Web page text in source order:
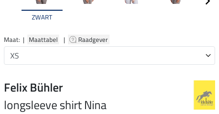
ZWART
Maat: | Maattabel | Raadgever
Felix Bühler
longsleeve shirt Nina